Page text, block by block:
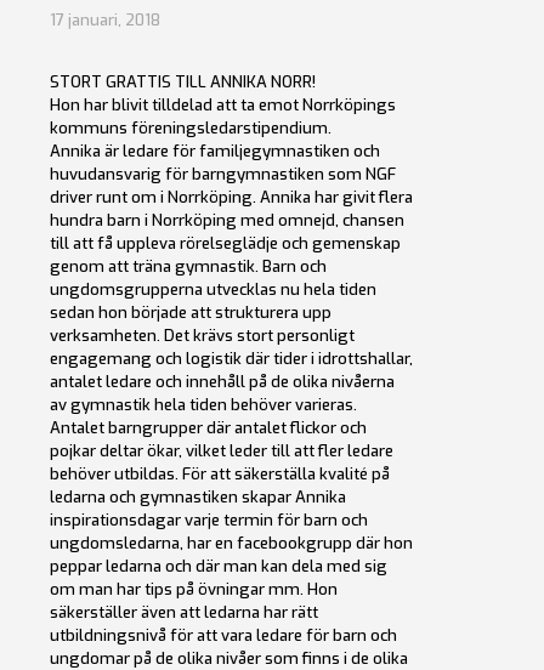
17 januari, 2018
STORT GRATTIS TILL ANNIKA NORR!
Hon har blivit tilldelad att ta emot Norrköpings
kommuns föreningsledarstipendium.
Annika är ledare för familjegymnastiken och
huvudansvarig för barngymnastiken som NGF
driver runt om i Norrköping. Annika har givit flera
hundra barn i Norrköping med omnejd, chansen
till att få uppleva rörelseglädje och gemenskap
genom att träna gymnastik. Barn och
ungdomsgrupperna utvecklas nu hela tiden
sedan hon började att strukturera upp
verksamheten. Det krävs stort personligt
engagemang och logistik där tider i idrottshallar,
antalet ledare och innehåll på de olika nivåerna
av gymnastik hela tiden behöver varieras.
Antalet barngrupper där antalet flickor och
pojkar deltar ökar, vilket leder till att fler ledare
behöver utbildas. För att säkerställa kvalité på
ledarna och gymnastiken skapar Annika
inspirationsdagar varje termin för barn och
ungdomsledarna, har en facebookgrupp där hon
peppar ledarna och där man kan dela med sig
om man har tips på övningar mm. Hon
säkerställer även att ledarna har rätt
utbildningsnivå för att vara ledare för barn och
ungdomar på de olika nivåer som finns i de olika